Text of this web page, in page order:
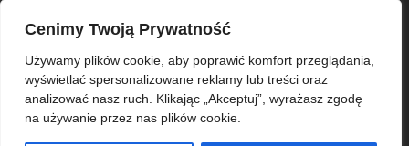
Cenimy Twoją Prywatność
Używamy plików cookie, aby poprawić komfort przeglądania,
wyświetlać spersonalizowane reklamy lub treści oraz
analizować nasz ruch. Klikając „Akceptuj”, wyrażasz zgodę
na używanie przez nas plików cookie.
ŚLEDŹ NAS